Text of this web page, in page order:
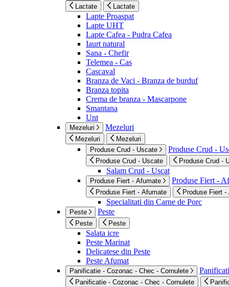
Lactate Lactate
Lapte Proaspat
Lapte UHT
Lapte Cafea - Pudra Cafea
Iaurt natural
Sana - Chefir
Telemea - Cas
Cascaval
Branza de Vaci - Branza de burduf
Branza topita
Crema de branza - Mascarpone
Smantana
Unt
Mezeluri Mezeluri
Mezeluri
Mezeluri
Produse Crud - Uscate
Produse Crud -
Produse Crud - Uscate Produse Crud -
Salam Crud - Uscat
Produse Fiert - Afumate Produse Fiert -
Produse Fiert - Afumate Produse Fiert -
Specialitati din Carne de Porc
Peste Peste
Peste Peste
Salata icre
Peste Marinat
Delicatese din Peste
Peste Afumat
Panificatie - Cozonac - Chec - Cornulete
Panificatie - Cozonac - Chec - Cornulete